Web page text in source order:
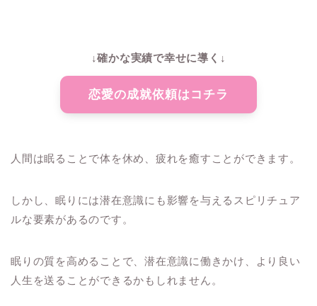
↓確かな実績で幸せに導く↓
恋愛の成就依頼はコチラ
人間は眠ることで体を休め、疲れを癒すことができます。
しかし、眠りには潜在意識にも影響を与えるスピリチュア
ルな要素があるのです。
眠りの質を高めることで、潜在意識に働きかけ、より良い
人生を送ることができるかもしれません。